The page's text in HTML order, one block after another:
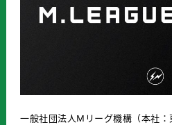
一般社団法人Mリーグ機構（本社